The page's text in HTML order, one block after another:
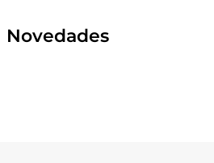
Novedades